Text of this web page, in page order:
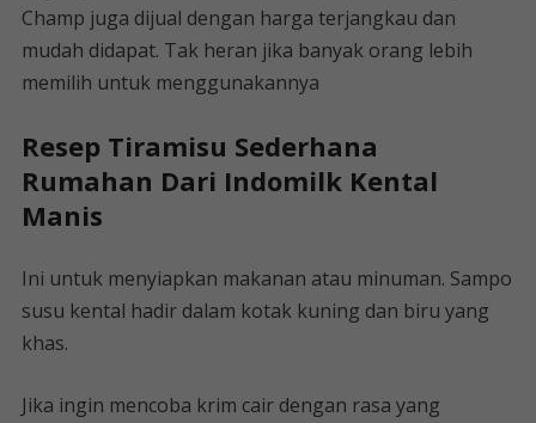
Champ juga dijual dengan harga terjangkau dan
mudah didapat. Tak heran jika banyak orang lebih
memilih untuk menggunakannya
Resep Tiramisu Sederhana
Rumahan Dari Indomilk Kental
Manis
Ini untuk menyiapkan makanan atau minuman. Sampo
susu kental hadir dalam kotak kuning dan biru yang
khas.
Jika ingin mencoba krim cair dengan rasa yang